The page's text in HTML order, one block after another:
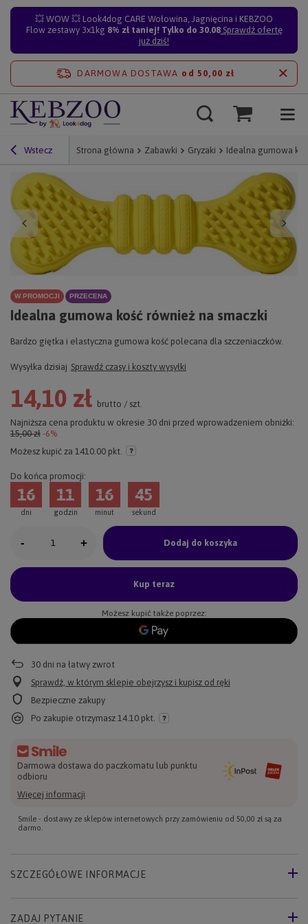
💥 WOW 💥 Look4dog CARE Wołowina, Jagnięcina i KEBZOO
Flow zestawy 3x1kg 8% zł taniej! Tylko do 30.08Sprawdź ofertę
już dziś!
DARMOWA DOSTAWA od 50,00 zł
Wstecz Strona główna Zabawki Gryzaki Idealna gumowa
W PROMOCJI PRZECENA
Idealna gumowa kość również na smaczki
Bardzo giętka i elastyczna gumowa kość polecana dla szczeniaczków.
Wysyłka dzisiaj Sprawdź czasy i koszty wysyłki
14,10 zł brutto / szt.
Najniższa cena produktu w okresie 30 dni przed wprowadzeniem obniżki:
15,00 zł -6%
Możesz kupić za 1410.00 pkt.
Do końca promocji:
dni
16
godzin
11
minut
16
sekund
45
- + Dodaj do koszyka
Kup teraz
Możesz kupić także poprzez:
30 dni na łatwy zwrot
Sprawdź, w którym sklepie obejrzysz i kupisz od ręki
Bezpieczne zakupy
Po zakupie otrzymasz 14.10 pkt.
Darmowa dostawa do paczkomatu lub punktu
odbioru
Więcej informacji
Smile - dostawy ze sklepów internetowych przy zamówieniu od 50,00 zł są za
darmo.
SZCZEGÓŁOWE INFORMACJE
ZADAJ PYTANIE